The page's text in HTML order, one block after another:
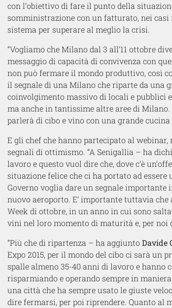
con l’obiettivo di fare il punto della
somministrazione con un fatturato, nei casi
sistema per superare al meglio la crisi.
“Vogliamo che Milano dal 3 all’11 ottobre
messaggio di capacità di convivenza con
non può fermare il mondo produttivo, così
il segnale di una Milano che riparte da una
coinvolgimento massivo di locali e pubblici
ma anche in tantissime altre aree di
parlerà di cibo e vino con una grande
E gli chef che hanno partecipato al
segnali di ottimismo. “A Senigallia – ha
lavoro e questo vuol dire che, dove c’è
situazione felice che ci ha portato ad
Governo voglia dare un segnale
nuovo aeroporto. E’ importante tuttavia
Week di ottobre, in un anno in cui sono
vini nel loro momento di maturità e, per noi
“Più che di ripartenza – ha aggiuntoDavide
Expo 2015, per il mondo del cibo ci sarà un
spalle almeno 35-40 anni di lavoro e
risparmiando e operando sempre in
una città che ha sempre usato le giuste
dire fermarsi, per poi riprendere. Quanto al